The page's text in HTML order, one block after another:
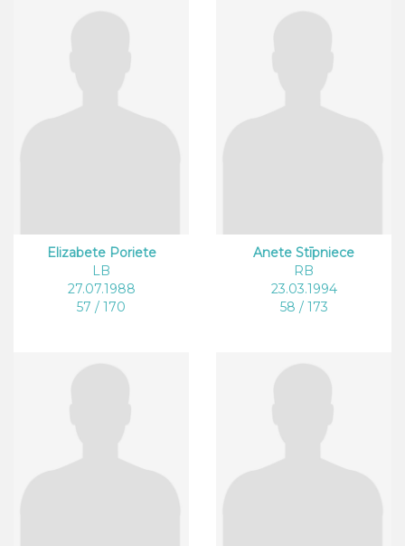
Elizabete Poriete
LB
27.07.1988
57 / 170
Anete Stīpniece
RB
23.03.1994
58 / 173